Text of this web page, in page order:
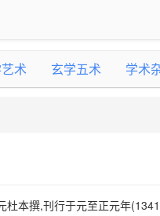
术 玄学五术 学术
杜本撰,刊行于元至正元年